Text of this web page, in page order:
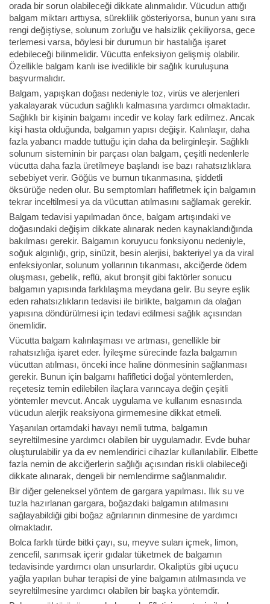
orada bir sorun olabileceği dikkate alınmalıdır. Vücudun attığı
balgam miktarı arttıysa, süreklilik gösteriyorsa, bunun yanı sıra
rengi değiştiyse, solunum zorluğu ve halsizlik çekiliyorsa, gece
terlemesi varsa, böylesi bir durumun bir hastalığa işaret
edebileceği bilinmelidir. Vücutta enfeksiyon gelişmiş olabilir.
Özellikle balgam kanlı ise ivedilikle bir sağlık kuruluşuna
başvurmalıdır.
Balgam, yapışkan doğası nedeniyle toz, virüs ve alerjenleri
yakalayarak vücudun sağlıklı kalmasına yardımcı olmaktadır.
Sağlıklı bir kişinin balgamı incedir ve kolay fark edilmez. Ancak
kişi hasta olduğunda, balgamın yapısı değişir. Kalınlaşır, daha
fazla yabancı madde tuttuğu için daha da belirginleşir. Sağlıklı
solunum sisteminin bir parçası olan balgam, çeşitli nedenlerle
vücutta daha fazla üretilmeye başlandı ise bazı rahatsızlıklara
sebebiyet verir. Göğüs ve burnun tıkanmasına, şiddetli
öksürüğe neden olur. Bu semptomları hafifletmek için balgamın
tekrar inceltilmesi ya da vücuttan atılmasını sağlamak gerekir.
Balgam tedavisi yapılmadan önce, balgam artışındaki ve
doğasındaki değişim dikkate alınarak neden kaynaklandığında
bakılması gerekir. Balgamın koruyucu fonksiyonu nedeniyle,
soğuk algınlığı, grip, sinüzit, besin alerjisi, bakteriyel ya da viral
enfeksiyonlar, solunum yollarının tıkanması, akciğerde ödem
oluşması, gebelik, reflü, akut bronşit gibi faktörler sonucu
balgamın yapısında farklılaşma meydana gelir. Bu seyre eşlik
eden rahatsızlıkların tedavisi ile birlikte, balgamın da olağan
yapısına döndürülmesi için tedavi edilmesi sağlık açısından
önemlidir.
Vücutta balgam kalınlaşması ve artması, genellikle bir
rahatsızlığa işaret eder. İyileşme sürecinde fazla balgamın
vücuttan atılması, önceki ince haline dönmesinin sağlanması
gerekir. Bunun için balgamı hafifletici doğal yöntemlerden,
reçetesiz temin edilebilen ilaçlara varıncaya değin çeşitli
yöntemler mevcut. Ancak uygulama ve kullanım esnasında
vücudun alerjik reaksiyona girmemesine dikkat etmeli.
Yaşanılan ortamdaki havayı nemli tutma, balgamın
seyreltilmesine yardımcı olabilen bir uygulamadır. Evde buhar
oluşturulabilir ya da ev nemlendirici cihazlar kullanılabilir. Elbette
fazla nemin de akciğerlerin sağlığı açısından riskli olabileceği
dikkate alınarak, dengeli bir nemlendirme sağlanmalıdır.
Bir diğer geleneksel yöntem de gargara yapılması. Ilık su ve
tuzla hazırlanan gargara, boğazdaki balgamın atılmasını
sağlayabildiği gibi boğaz ağrılarının dinmesine de yardımcı
olmaktadır.
Bolca farklı türde bitki çayı, su, meyve suları içmek, limon,
zencefil, sarımsak içerir gıdalar tüketmek de balgamın
tedavisinde yardımcı olan unsurlardır. Okaliptüs gibi uçucu
yağla yapılan buhar terapisi de yine balgamın atılmasında ve
seyreltilmesine yardımcı olabilen bir başka yöntemdir.